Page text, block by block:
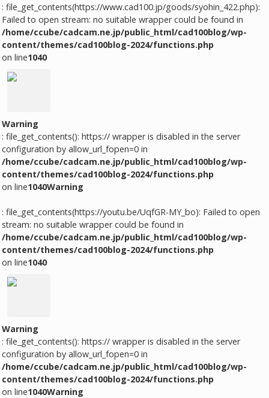
: file_get_contents(https://www.cad100.jp/goods/syohin_422.php):
Failed to open stream: no suitable wrapper could be found in
/home/ccube/cadcam.ne.jp/public_html/cad100blog/wp-
content/themes/cad100blog-2024/functions.php
on line1040
Warning
: file_get_contents(): https:// wrapper is disabled in the server
configuration by allow_url_fopen=0 in
/home/ccube/cadcam.ne.jp/public_html/cad100blog/wp-
content/themes/cad100blog-2024/functions.php
on line1040Warning
: file_get_contents(https://youtu.be/UqfGR-MY_bo): Failed to open
stream: no suitable wrapper could be found in
/home/ccube/cadcam.ne.jp/public_html/cad100blog/wp-
content/themes/cad100blog-2024/functions.php
on line1040
Warning
: file_get_contents(): https:// wrapper is disabled in the server
configuration by allow_url_fopen=0 in
/home/ccube/cadcam.ne.jp/public_html/cad100blog/wp-
content/themes/cad100blog-2024/functions.php
on line1040Warning